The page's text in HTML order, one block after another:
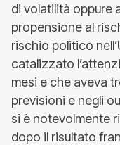
di volatilità oppure
propensione al
rischio politico
catalizzato
mesi e che aveva
previsioni e negli
si è notevolmente
dopo il risultato